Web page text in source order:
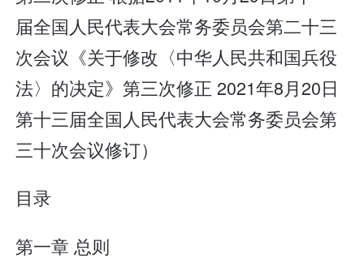
届全国人民代表大会常务委员会第二十三
次会议《关于修改〈中华人民共和国兵役
法〉的决定》第三次修正 2021年8月20日
第十三届全国人民代表大会常务委员会第
三十次会议修订）
目录
第一章 总则